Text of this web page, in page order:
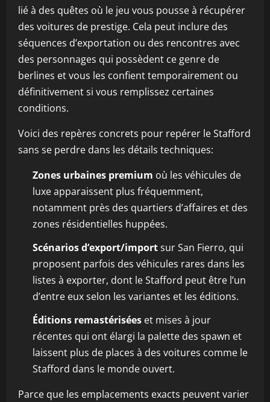
lié à des quêtes où le jeu vous pousse à récupérer
des voitures de prestige. Cela peut inclure des
séquences d’exportation ou des rencontres avec
des personnages qui possèdent ce genre de
berlines et vous les confient temporairement ou
définitivement si vous remplissez certaines
conditions.
Voici des repères concrets pour repérer le Stafford
sans se perdre dans les détails techniques:
Zones urbaines premium où les véhicules de
luxe apparaissent plus fréquemment,
notamment près des quartiers d’affaires et des
zones résidentielles huppées.
Scénarios d’export/importsur San Fierro, qui
proposent parfois des véhicules rares dans les
listes à exporter, dont le Stafford peut être l’un
d’entre eux selon les variantes et les éditions.
Éditions remastérisées et mises à jour
récentes qui ont élargi la palette des spawn et
laissent plus de places à des voitures comme le
Stafford dans le monde ouvert.
Parce que les emplacements exacts peuvent varier